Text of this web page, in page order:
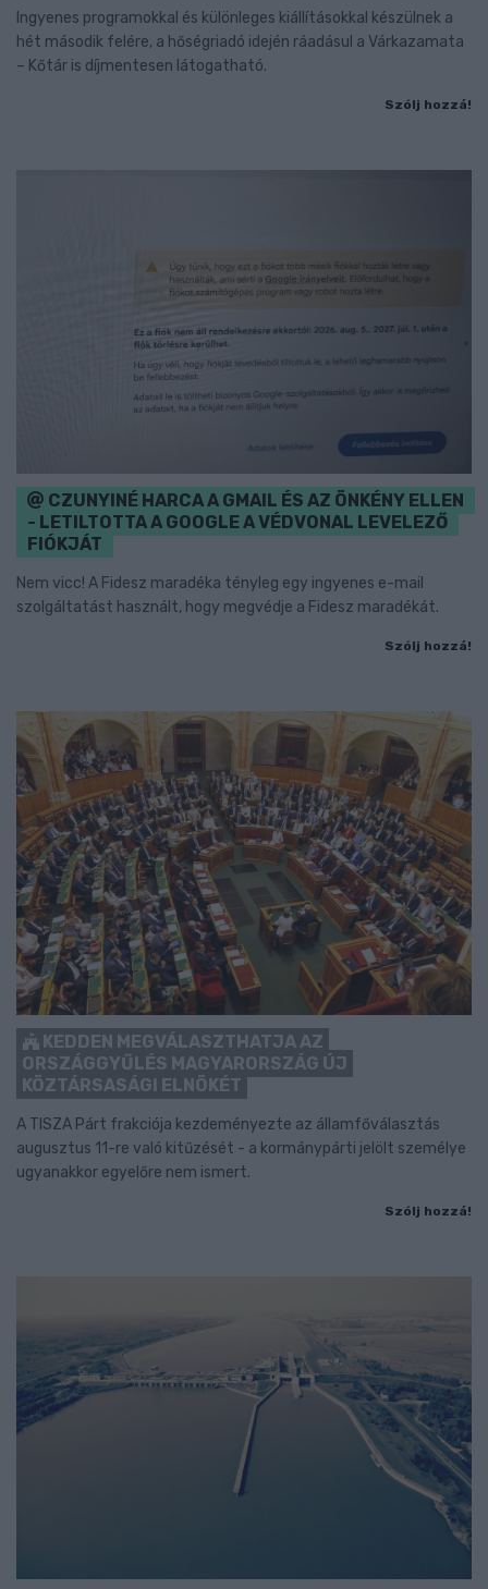
Ingyenes programokkal és különleges kiállításokkal készülnek a
hét második felére, a hőségriadó idején ráadásul a Várkazamata
– Kőtár is díjmentesen látogatható.
Szólj hozzá!
CZUNYINÉ HARCA A GMAIL ÉS AZ ÖNKÉNY ELLEN
- LETILTOTTA A GOOGLE A VÉDVONAL LEVELEZŐ
FIÓKJÁT
Nem vicc! A Fidesz maradéka tényleg egy ingyenes e-mail
szolgáltatást használt, hogy megvédje a Fidesz maradékát.
Szólj hozzá!
KEDDEN MEGVÁLASZTHATJA AZ
ORSZÁGGYŰLÉS MAGYARORSZÁG ÚJ
KÖZTÁRSASÁGI ELNÖKÉT
A TISZA Párt frakciója kezdeményezte az államfőválasztás
augusztus 11-re való kitűzését - a kormánypárti jelölt személye
ugyanakkor egyelőre nem ismert.
Szólj hozzá!